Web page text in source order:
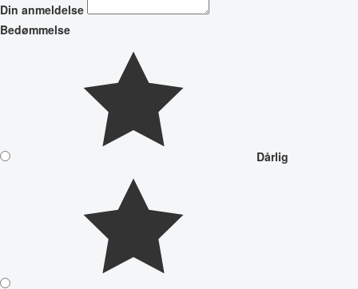
Din anmeldelse
Bedømmelse
Dårlig